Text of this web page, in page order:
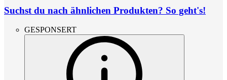
Suchst du nach ähnlichen Produkten? So geht's!
GESPONSERT